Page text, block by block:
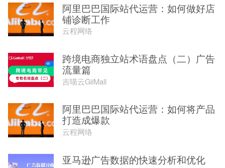
阿里巴巴国际站代运营：如何做好店
铺诊断工作
云程网络
跨境电商独立站术语盘点（二）广告
流量篇
吉喵云GiiMall
阿里巴巴国际站代运营：如何将产品
打造成爆款
云程网络
亚马逊广告数据的快速分析和优化